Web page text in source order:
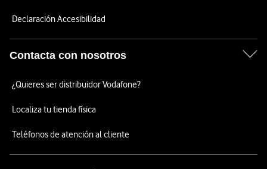
Declaración Accesibilidad
Contacta con nosotros
¿Quieres ser distribuidor Vodafone?
Localiza tu tienda física
Teléfonos de atención al cliente